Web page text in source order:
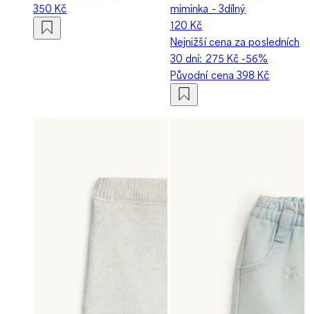
350 Kč
miminka - 3dílný
120 Kč
Nejnižší cena za posledních
30 dní: 275 Kč -56%
Původní cena398 Kč